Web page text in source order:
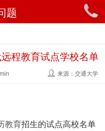
题
程教育试点学校名单
来源：交通大学
教育招生的试点高校名单